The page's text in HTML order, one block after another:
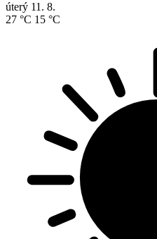
úterý 11. 8.
27 °C 15 °C